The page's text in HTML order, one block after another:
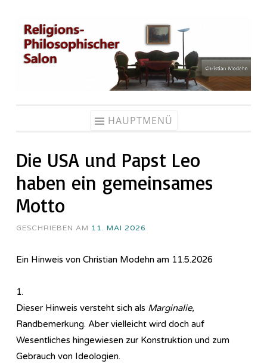
Zum
Inhalt
springen
HAUPTMENÜ
Die USA und Papst Leo
haben ein gemeinsames
Motto
GESCHRIEBEN AM 11. MAI 2026
Ein Hinweis von Christian Modehn am 11.5.2026
1.
Dieser Hinweis versteht sich als Marginalie,
Randbemerkung. Aber vielleicht wird doch auf
Wesentliches hingewiesen zur Konstruktion und zum
Gebrauch von Ideologien.